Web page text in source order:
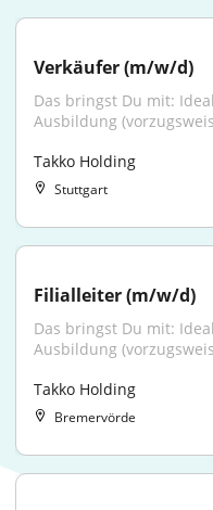
Verkäufer (m/w/d)
Das bringst Du mit:
Ausbildung
Takko Holding
Stuttgart
Filialleiter (m/w/d)
Das bringst Du mit:
Ausbildung
Takko Holding
Bremervörde